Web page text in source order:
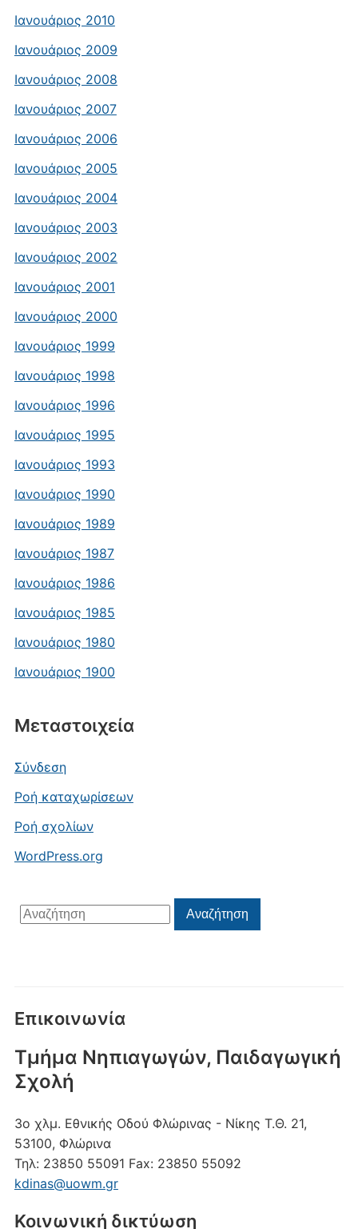
Ιανουάριος 2010
Ιανουάριος 2009
Ιανουάριος 2008
Ιανουάριος 2007
Ιανουάριος 2006
Ιανουάριος 2005
Ιανουάριος 2004
Ιανουάριος 2003
Ιανουάριος 2002
Ιανουάριος 2001
Ιανουάριος 2000
Ιανουάριος 1999
Ιανουάριος 1998
Ιανουάριος 1996
Ιανουάριος 1995
Ιανουάριος 1993
Ιανουάριος 1990
Ιανουάριος 1989
Ιανουάριος 1987
Ιανουάριος 1986
Ιανουάριος 1985
Ιανουάριος 1980
Ιανουάριος 1900
Μεταστοιχεία
Σύνδεση
Ροή καταχωρίσεων
Ροή σχολίων
WordPress.org
Αναζήτηση
για:
Αναζήτηση
Επικοινωνία
Τμήμα Νηπιαγωγών, Παιδαγωγική
Σχολή
3ο χλμ. Εθνικής Οδού Φλώρινας - Νίκης Τ.Θ. 21,
53100, Φλώρινα
Τηλ: 23850 55091 Fax: 23850 55092
kdinas@uowm.gr
Κοινωνική δικτύωση